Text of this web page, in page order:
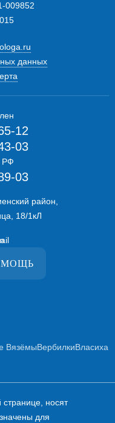
12
03
РФ
03
район,
18/1кЛ
009852
данных
ВязёмыВербилкиВласиха
носят
для